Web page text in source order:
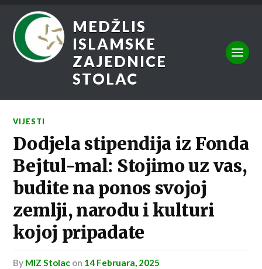
MEDŽLIS
ISLAMSKE
ZAJEDNICE
STOLAC
VIJESTI
Dodjela stipendija iz Fonda
Bejtul-mal: Stojimo uz vas,
budite na ponos svojoj
zemlji, narodu i kulturi
kojoj pripadate
by MIZ Stolac on 14 Februara, 2025